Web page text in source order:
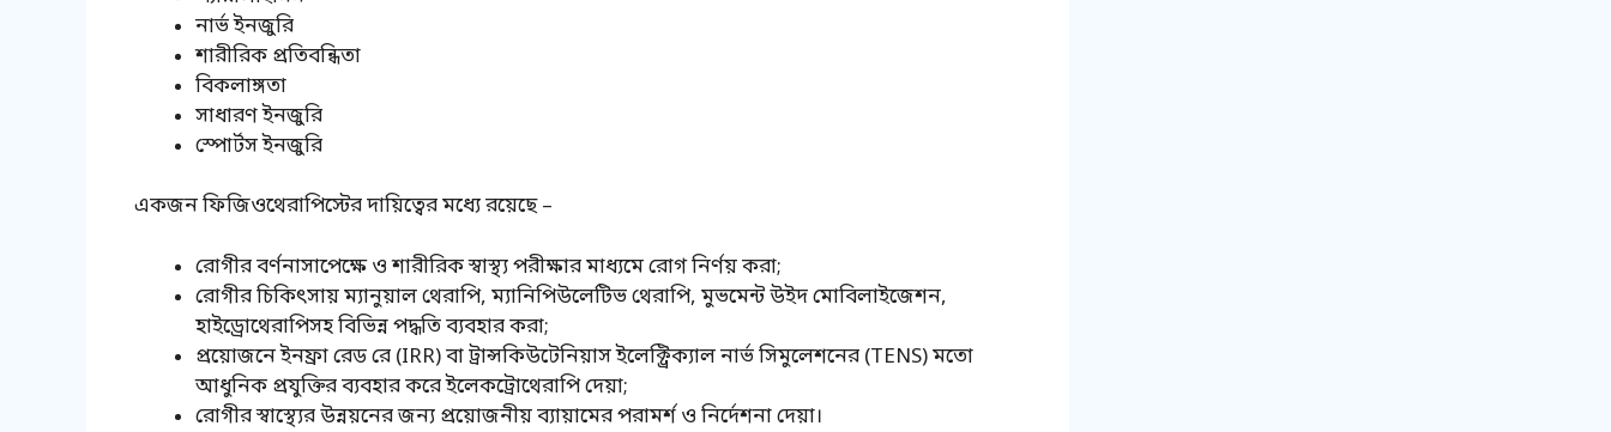
নার্ভ ইনজুরি
শারীরিক প্রতিবন্ধিতা
বিকলাঙ্গতা
সাধারণ ইনজুরি
স্পোর্টস ইনজুরি
একজন ফিজিওথেরাপিস্টের দায়িত্বের মধ্যে রয়েছে –
রোগীর বর্ণনাসাপেক্ষে ও শারীরিক স্বাস্থ্য পরীক্ষার মাধ্যমে রোগ নির্ণয় করা;
রোগীর চিকিৎসায় ম্যানুয়াল থেরাপি, ম্যানিপিউলেটিভ থেরাপি, মুভমেন্ট উইদ মোবিলাইজেশন,
হাইড্রোথেরাপিসহ বিভিন্ন পদ্ধতি ব্যবহার করা;
প্রয়োজনে ইনফ্রা রেড রে (IRR) বা ট্রান্সকিউটেনিয়াস ইলেক্ট্রিক্যাল নার্ভ সিমুলেশনের (TENS) মতো
আধুনিক প্রযুক্তির ব্যবহার করে ইলেকট্রোথেরাপি দেয়া;
রোগীর স্বাস্থ্যের উন্নয়নের জন্য প্রয়োজনীয় ব্যায়ামের পরামর্শ ও নির্দেশনা দেয়া।